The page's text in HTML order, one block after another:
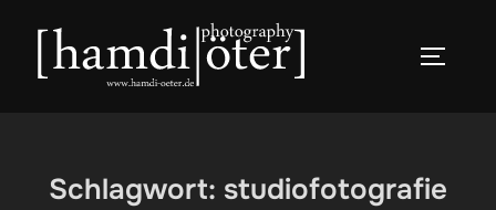
springen
Schlagwort: studiofotografie